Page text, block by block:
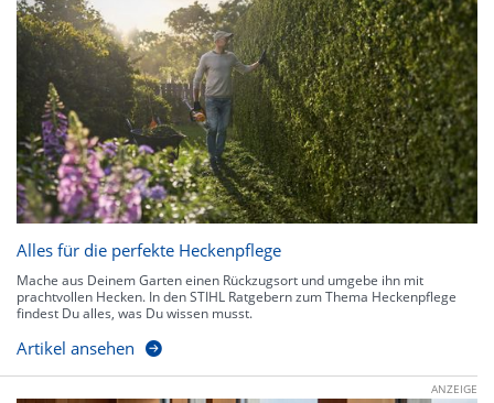
Alles für die perfekte Heckenpflege
Mache aus Deinem Garten einen Rückzugsort und umgebe ihn mit
prachtvollen Hecken. In den STIHL Ratgebern zum Thema Heckenpflege
findest Du alles, was Du wissen musst.
Artikel ansehen
ANZEIGE